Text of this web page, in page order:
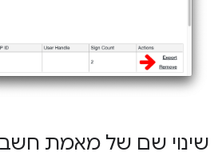
שינוי שם של מאמת